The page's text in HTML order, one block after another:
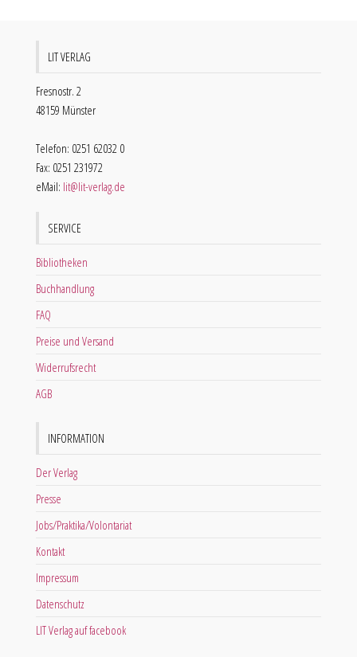
LIT VERLAG
Fresnostr. 2
48159 Münster
Telefon: 0251 62032 0
Fax: 0251 231972
eMail: lit@lit-verlag.de
SERVICE
Bibliotheken
Buchhandlung
FAQ
Preise und Versand
Widerrufsrecht
AGB
INFORMATION
Der Verlag
Presse
Jobs/Praktika/Volontariat
Kontakt
Impressum
Datenschutz
LIT Verlag auf facebook